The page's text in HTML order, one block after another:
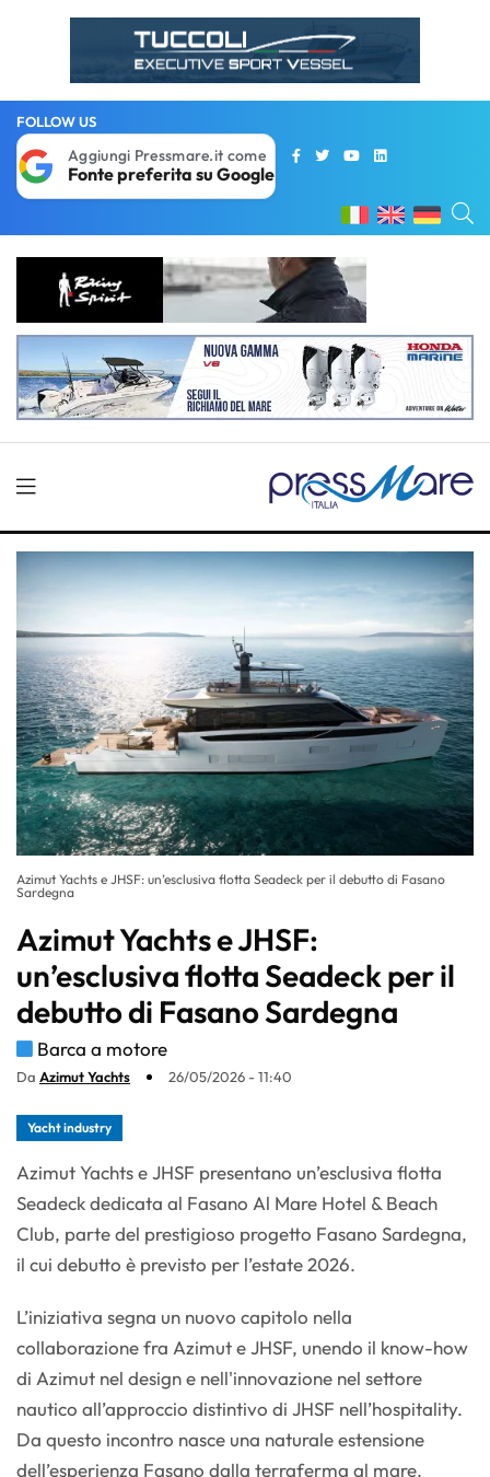
FOLLOW US
Aggiungi Pressmare.it come
Fonte preferita su Google
Azimut Yachts e JHSF: un’esclusiva flotta Seadeck per il debutto di Fasano
Sardegna
Azimut Yachts e JHSF:
un’esclusiva flotta Seadeck per il
debutto di Fasano Sardegna
Barca a motore
Da Azimut Yachts 26/05/2026 - 11:40
Yacht industry
Azimut Yachts e JHSF presentano un’esclusiva flotta
Seadeck dedicata al Fasano Al Mare Hotel & Beach
Club, parte del prestigioso progetto Fasano Sardegna,
il cui debutto è previsto per l’estate 2026.
L’iniziativa segna un nuovo capitolo nella
collaborazione fra Azimut e JHSF, unendo il know-how
di Azimut nel design e nell'innovazione nel settore
nautico all’approccio distintivo di JHSF nell’hospitality.
Da questo incontro nasce una naturale estensione
dell’esperienza Fasano dalla terraferma al mare.